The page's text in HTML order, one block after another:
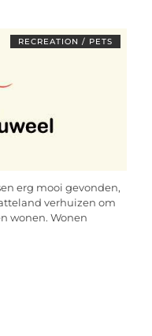
RECREATION / PETS
erg mooi gevonden,
verhuizen om
wonen. Wonen